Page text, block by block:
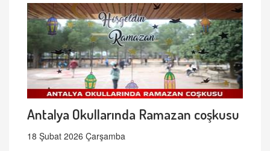
Antalya Okullarında Ramazan coşkusu
18 Şubat 2026 Çarşamba